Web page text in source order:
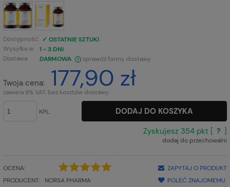
Dostępność: ✓ OSTATNIE SZTUKI
Wysyłka w:
1 - 3 DNI
Dostawa:
DARMOWA
CENA NIE ZAWIERA EWENTUALNYCH KOSZTÓW PŁATNOŚCI
sprawdź formy dostawy
Twoja cena: 177,90 zł
zawiera 8% VAT, bez kosztów dostawy
KPL.
DODAJ DO KOSZYKA
Zyskujesz 354 pkt [ ? ]
dodaj do przechowalni
OCENA:
PRODUCENT:
NORSA PHARMA
ZAPYTAJ O PRODUKT
POLEĆ ZNAJOMEMU